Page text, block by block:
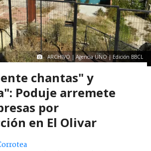
ARCHIVO | Agencia UNO | Edición BBCL
chantas" y
Poduje arremete
por
en El Olivar